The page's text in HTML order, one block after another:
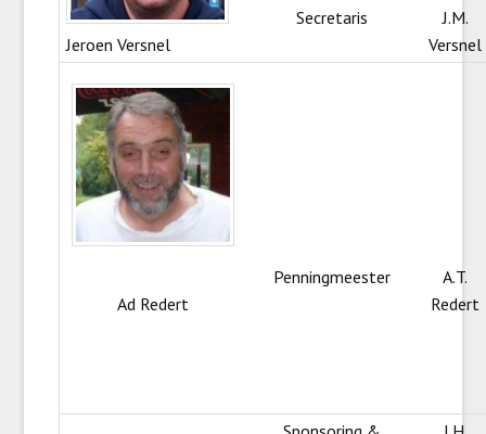
Jeroen Versnel
Secretaris
J.M.
Versnel
Ad Redert
Penningmeester
A.T.
Redert